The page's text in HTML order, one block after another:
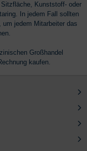
Kunststoff- oder
In jedem Fall sollten
, um jedem Mitarbeiter das
Großhandel
kaufen.